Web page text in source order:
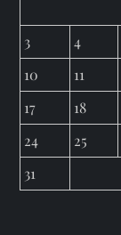
3
4
10
11
17
18
24
25
31